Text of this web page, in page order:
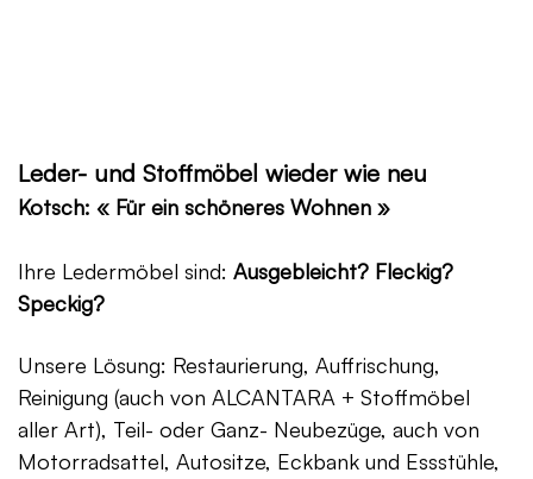
Leder- und Stoffmöbel wieder wie neu
Kotsch: « Für ein schöneres Wohnen »
Ihre Ledermöbel sind: Ausgebleicht? Fleckig?
Speckig?
Unsere Lösung: Restaurierung, Auffrischung,
Reinigung (auch von ALCANTARA + Stoffmöbel
aller Art), Teil- oder Ganz- Neubezüge, auch von
Motorradsattel, Autositze, Eckbank und Essstühle,